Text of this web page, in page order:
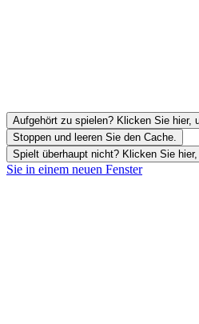
Aufgehört zu spielen? Klicken Sie hier,
Stoppen und leeren Sie den Cache.
Spielt überhaupt nicht? Klicken Sie
Sie in einem neuen Fenster